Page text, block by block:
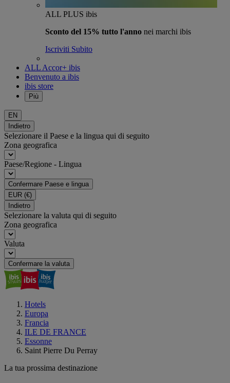
ALL PLUS ibis
Sconto del 15% tutto l'anno nei marchi ibis
Iscriviti Subito
ALL Accor+ ibis
Benvenuto a ibis
ibis store
Più
EN
Indietro
Selezionare il Paese e la lingua qui di seguito
Zona geografica
Paese/Regione - Lingua
Confermare Paese e lingua
EUR (€)
Indietro
Selezionare la valuta qui di seguito
Zona geografica
Valuta
Confermare la valuta
Hotels
Europa
Francia
ILE DE FRANCE
Essonne
Saint Pierre Du Perray
La tua prossima destinazione